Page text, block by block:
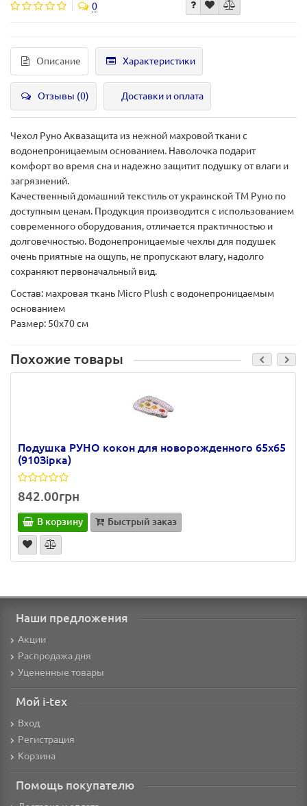
0
Описание Характеристики
Отзывы (0) Доставки и оплата
Чехол Руно Аквазащита из нежной махровой ткани с
водонепроницаемым основанием. Наволочка подарит
комфорт во время сна и надежно защитит подушку от влаги и
загрязнений.
Качественный домашний текстиль от украинской ТМ Руно по
доступным ценам. Продукция производится с использованием
современного оборудования, отличается практичностью и
долговечностью. Водонепроницаемые чехлы для подушек
очень приятные на ощупь, не пропускают влагу, надолго
сохраняют первоначальный вид.
Состав: махровая ткань Micro Plush с водонепроницаемым
основанием
Размер: 50х70 см
Похожие товары
Подушка РУНО кокон для новорожденного 65х65
(910Зірка)
842.00грн
В корзину Быстрый заказ
Наши предложения
Акции
Распродажа дня
Уцененные товары
Мой i-tex
Вход
Регистрация
Корзина
Помощь покупателю